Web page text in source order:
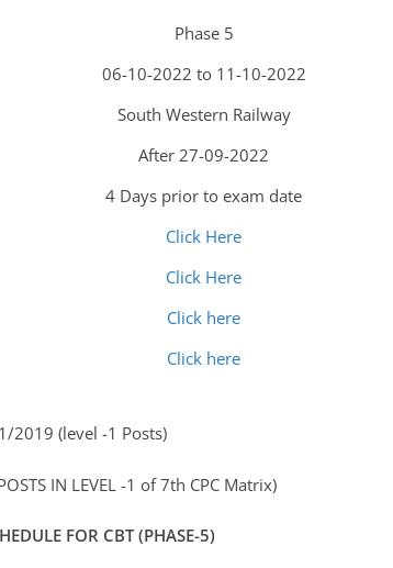
Phase 5
06-10-2022 to 11-10-2022
South Western Railway
After 27-09-2022
4 Days prior to exam date
Click Here
Click Here
Click here
Click here
2019 (level -1 Posts)
IN LEVEL -1 of 7th CPC Matrix)
FOR CBT (PHASE-5)